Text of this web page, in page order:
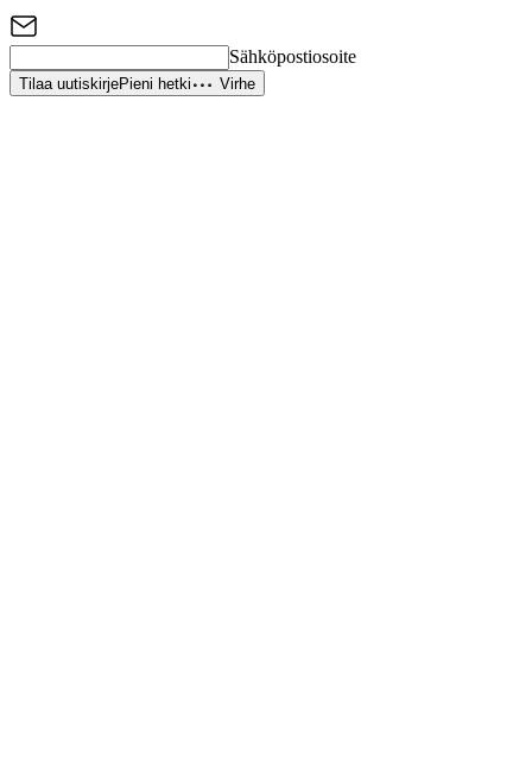
Sähköpostiosoite
Tilaa uutiskirjePieni hetki Virhe